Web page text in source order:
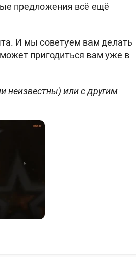
предложения всё ещё
И мы советуем вам делать
пригодиться вам уже в
неизвестны) или с другим